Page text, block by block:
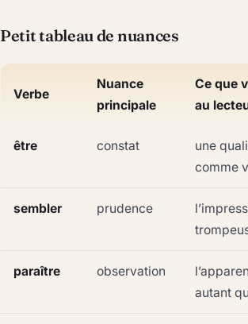
Petit tableau de nuances
Verbe
Nuance
principale
Ce que
au
être constat
une
comme
sembler prudence
paraître observation
autant